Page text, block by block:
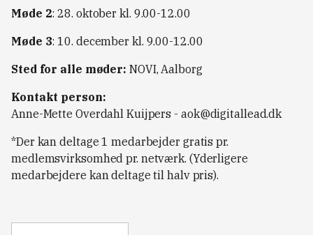
Møde 2: 28. oktober kl. 9.00-12.00
Møde 3: 10. december kl. 9.00-12.00
Sted for alle møder: NOVI, Aalborg
Kontakt person:
Anne-Mette Overdahl Kuijpers - aok@digitallead.dk
*Der kan deltage 1 medarbejder gratis pr.
medlemsvirksomhed pr. netværk. (Yderligere
medarbejdere kan deltage til halv pris).